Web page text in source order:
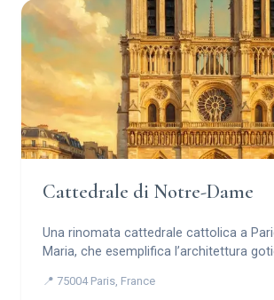
Cattedrale di Notre-Dame
Una rinomata cattedrale cattolica a
Maria, che esemplifica l’architettura
📍 75004 Paris, France